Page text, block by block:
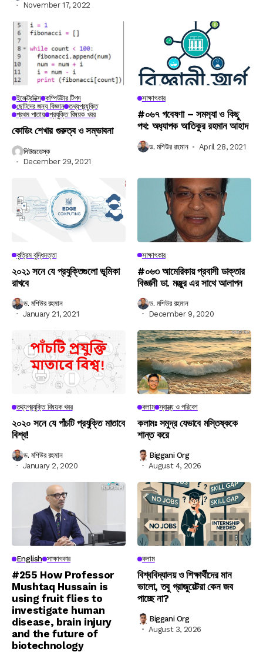
November 17, 2022
ইলেক্ট্রনিক্স কম্পিউটার টিপস
ছোটদের জন্য বিজ্ঞান তথ্যপ্রযুক্তি
প্রথম পাতায় প্রযুক্তি বিষয়ক খবর
কোডিং শেখার গুরুত্ব ও সম্ভাবনা
নিউজডেস্ক
December 29, 2021
সাক্ষাৎকার
#০৬৭ গবেষণা – সমস‍্যা ও কিছু
পথ: অধ‍্যাপক আতিকুর রহমান আহাদ
ড. মশিউর রহমান April 28, 2021
কৃত্রিম বুদ্ধিমত্তা
২০২১ সনে যে প্রযুক্তিগুলো ভূমিকা
রাখবে
ড. মশিউর রহমান
January 21, 2021
সাক্ষাৎকার
#০৬৩ আমেরিকায় প্রবাসী ডাক্তার
বিজ্ঞানী ডা. মঞ্জুর এর সাথে আলাপন
ড. মশিউর রহমান
December 9, 2020
তথ্যপ্রযুক্তি বিষয়ক খবর
২০২০ সনে যে পাঁচটি প্রযুক্তি মাতাবে
বিশ্ব!
ড. মশিউর রহমান
January 2, 2020
কলাম স্বাস্থ্য ও পরিবেশ
কলামঃ সমুদ্র যেভাবে মস্তিষ্ককে
শান্ত করে
Biggani Org
August 4, 2026
English সাক্ষাৎকার
#255 How Professor
Mushtaq Hussain is
using fruit flies to
investigate human
disease, brain injury
and the future of
biotechnology
কলাম
বিশ্ববিদ্যালয় ও শিক্ষার্থীদের মান
ভালো, তবু গ্রাজুয়েটরা কেন জব
পাচ্ছে না?
Biggani Org
August 3, 2026